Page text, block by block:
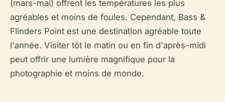
(mars-mai) offrent les températures les plus
agréables et moins de foules. Cependant, Bass &
Flinders Point est une destination agréable toute
l'année. Visiter tôt le matin ou en fin d'après-midi
peut offrir une lumière magnifique pour la
photographie et moins de monde.